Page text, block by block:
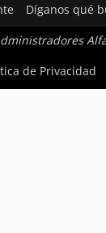
Díganos qué
de Privacidad